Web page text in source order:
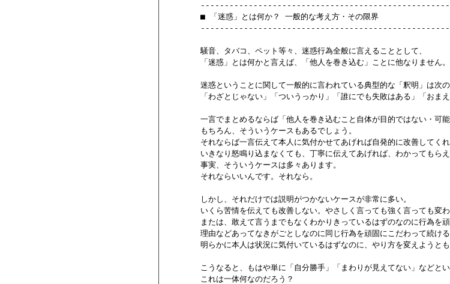
        ■ 「迷惑」とは何か？ 一般的な考え方・その限界
        騒音、タバコ、ペット等々、迷惑行為全般に言えることとして、
        「迷惑」とは何かと言えば、「他人を巻き込む」ことに他なりません。
迷惑ということに関して一般的に言われている典型的な「釈明」は次の
「わざとじゃない」「ついうっかり」「誰にでも失敗はある」「おまえ
一言でまとめるならば「他人を巻き込むこと自体が目的ではない・可能
        もちろん、そういうケースもあるでしょう。
それならば一言伝えて本人に気付かせてあげれば自発的に改善してくれ
いきなり怒鳴り込まなくても、丁寧に伝えてあげれば、わかってもらえ
        事実、そういうケースは多々あります。
        それならいいんです。それなら。
        しかし、それだけでは説明がつかないケースが非常に多い。
いくら苦情を伝えても改善しない。やさしく言っても強く言っても変わ
または、敢えて言うまでもなくわかりきっているはずのなのに行為を頑
理由などあってなきがごとしなのに同じ行為を頑固にこだわって続ける
明らかに本人は状況に気付いているはずなのに、やり方を変えようとも
こうなると、もはや単に「自分勝手」「まわりが見えてない」などとい
        これは一体何なのだろう？